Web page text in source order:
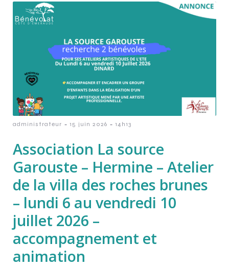
administrateur - 15 juin 2026 - 14h13
Association La source
Garouste – Hermine – Atelier
de la villa des roches brunes
– lundi 6 au vendredi 10
juillet 2026 –
accompagnement et
animation